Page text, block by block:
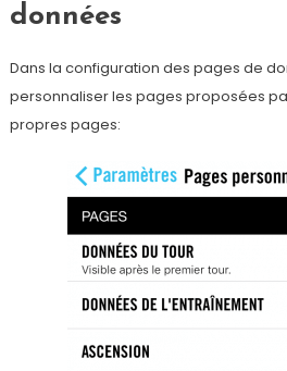
données
Dans la configuration des pages de
personnaliser les pages proposées
propres pages: